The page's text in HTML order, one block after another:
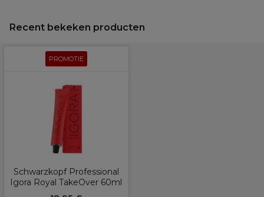
Recent bekeken producten
PROMOTIE
Schwarzkopf Professional
Igora Royal TakeOver 60ml